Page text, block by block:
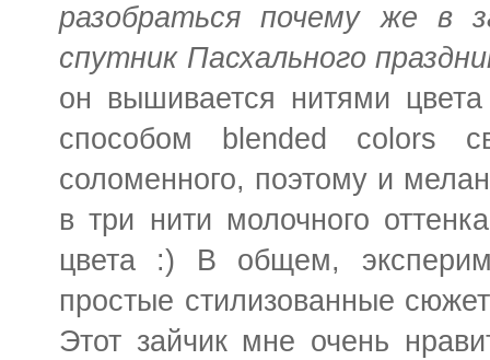
разобраться почему же в
спутник Пасхального
он вышивается нитями
способом blended colors
соломенного, поэтому и
в три нити молочного
цвета :) В общем,
простые стилизованные
Этот зайчик мне очень